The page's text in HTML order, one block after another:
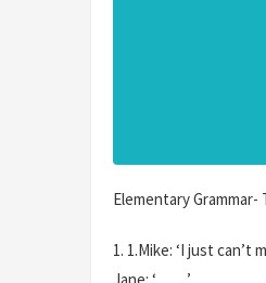
Elementary Grammar-
1. 1.Mike: ‘I just can’t
Jane: ‘…….’